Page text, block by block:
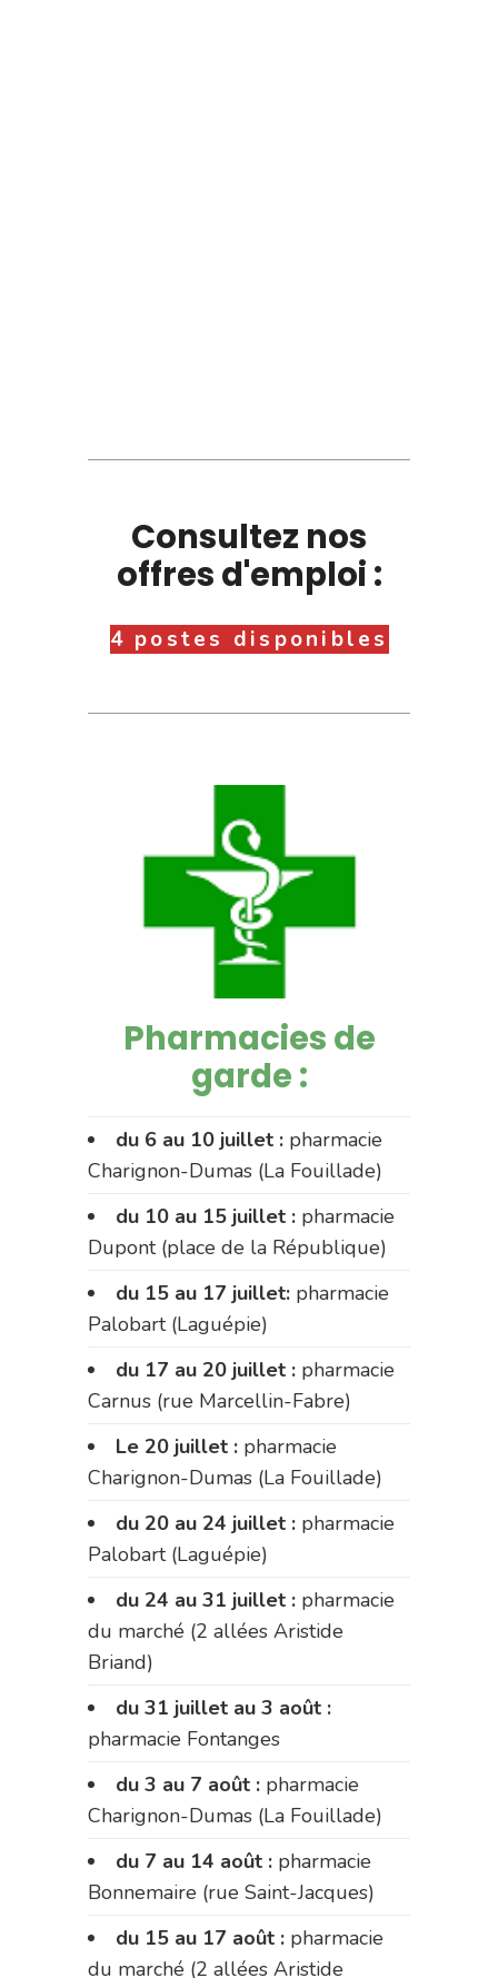
Consultez nos
offres d'emploi :
4 postes disponibles
Pharmacies de
garde :
du 6 au 10 juillet : pharmacie
Charignon-Dumas (La Fouillade)
du 10 au 15 juillet : pharmacie
Dupont (place de la République)
du 15 au 17 juillet: pharmacie
Palobart (Laguépie)
du 17 au 20 juillet : pharmacie
Carnus (rue Marcellin-Fabre)
Le 20 juillet : pharmacie
Charignon-Dumas (La Fouillade)
du 20 au 24 juillet : pharmacie
Palobart (Laguépie)
du 24 au 31 juillet : pharmacie
du marché (2 allées Aristide
Briand)
du 31 juillet au 3 août :
pharmacie Fontanges
du 3 au 7 août : pharmacie
Charignon-Dumas (La Fouillade)
du 7 au 14 août : pharmacie
Bonnemaire (rue Saint-Jacques)
du 15 au 17 août : pharmacie
du marché (2 allées Aristide